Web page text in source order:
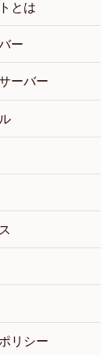
とは
ー
ーバー
リシー